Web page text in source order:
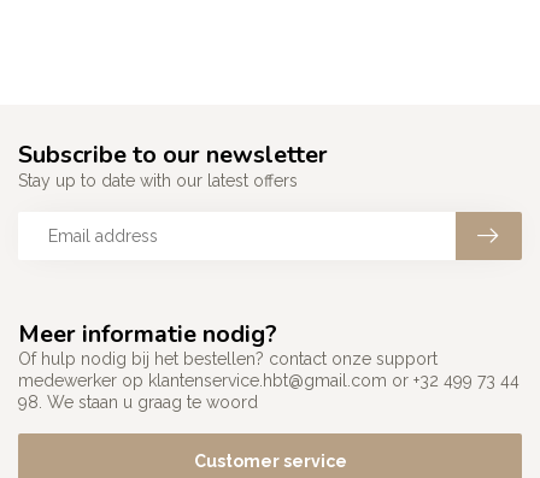
Meer informatie nodig?
Of hulp nodig bij het bestellen? contact onze support
medewerker op klantenservice.hbt@gmail.com or +32 499 73 44
98. We staan u graag te woord
Customer service
Subscribe to our newsletter
Stay up to date with our latest offers